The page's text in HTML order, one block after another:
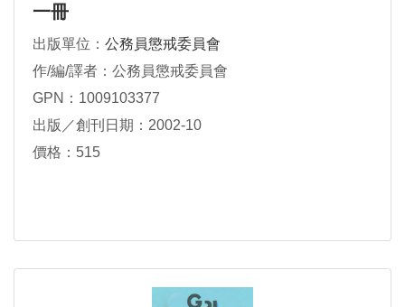
一冊
出版單位： 公務員懲戒委員會
作/編/譯者：公務員懲戒委員會
GPN：1009103377
出版／創刊日期：2002-10
價格：515